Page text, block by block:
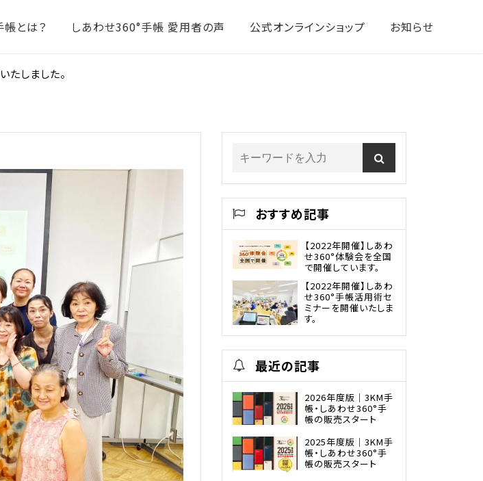
とは？ しあわせ360°手帳 愛用者の声 公式オンラインショップ お知らせ
たしました。
おすすめ記事
【2022年開催】しあわ
せ360°体験会を全国
で開催しています。
【2022年開催】しあわ
せ360°手帳活用術セ
ミナーを開催いたしま
す。
最近の記事
2026年度版｜3KM手
帳・しあわせ360°手
帳の販売スタート
2025年度版｜3KM手
帳・しあわせ360°手
帳の販売スタート